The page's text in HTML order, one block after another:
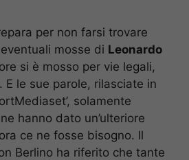
per non farsi trovare
mosse di Leonardo
si è mosso per vie legali,
E le sue parole, rilasciate in
solamente
hanno dato un’ulteriore
ce ne fosse bisogno. Il
Berlino ha riferito che tante